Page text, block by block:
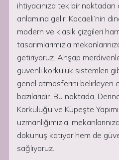
ihtiyacınıza tek bir
anlamına gelir. Kocaeli’nin
modern ve klasik çizgileri
tasarımlarımızla
getiriyoruz. Ahşap
güvenli korkuluk sistemleri
genel atmosferini belirleyen
bazılarıdır. Bu noktada,
Korkuluğu ve Küpeşte
uzmanlığımızla,
dokunuş katıyor hem de
sağlıyoruz.